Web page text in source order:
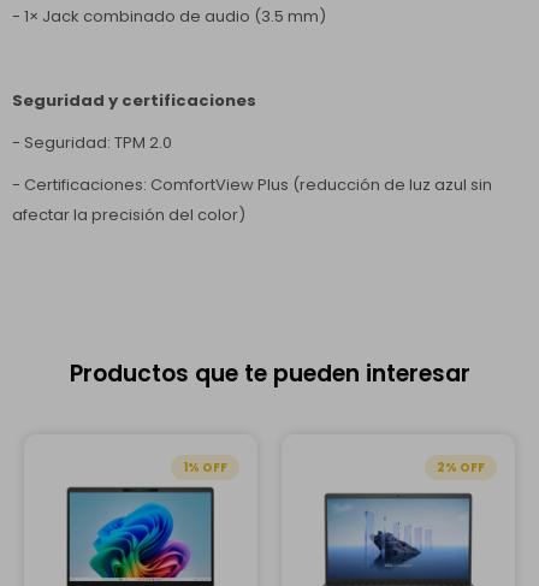
- 1× Jack combinado de audio (3.5 mm)
Seguridad y certificaciones
- Seguridad: TPM 2.0
- Certificaciones: ComfortView Plus (reducción de luz azul sin
afectar la precisión del color)
Productos que te pueden interesar
1 2